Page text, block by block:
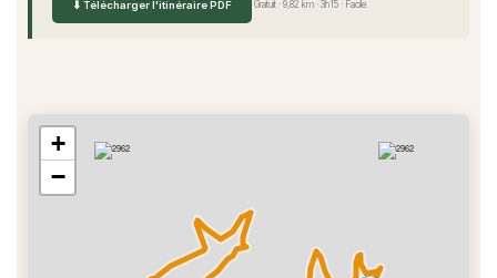
⬇ Télécharger l'itinéraire PDF Gratuit · 9,82 km · 3h15 · Facile
+
−